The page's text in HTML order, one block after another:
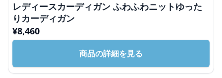
レディースカーディガン ふわふわニットゆった
りカーディガン
¥8,460
商品の詳細を見る